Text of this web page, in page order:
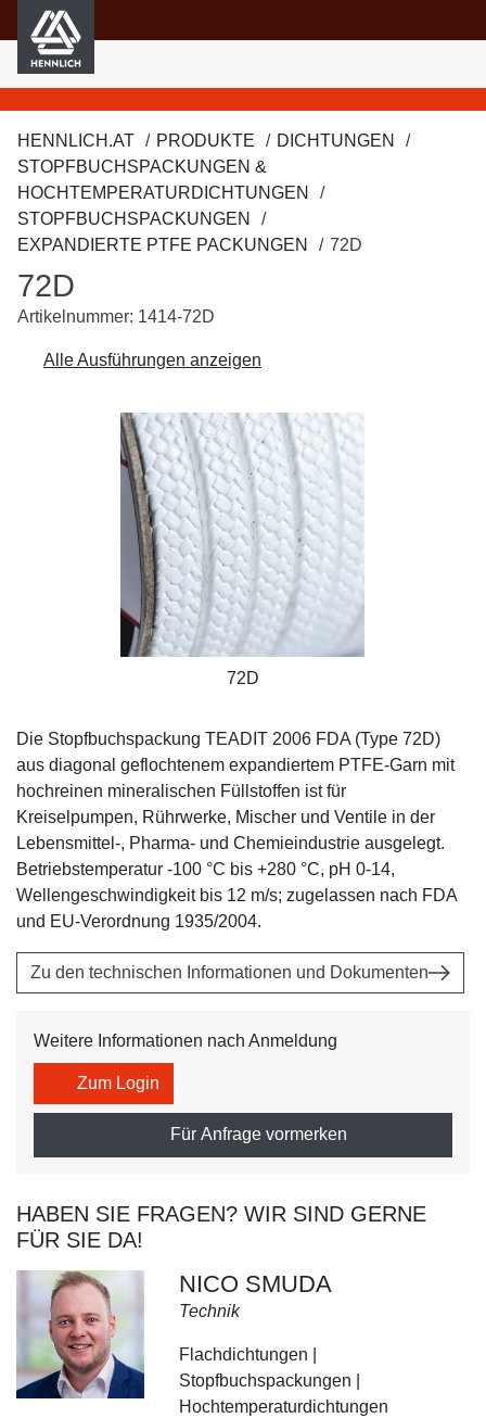
springen
HENNLICH.AT PRODUKTE
DICHTUNGEN
STOPFBUCHSPACKUNGEN &
HOCHTEMPERATURDICHTUNGEN
STOPFBUCHSPACKUNGEN
EXPANDIERTE PTFE PACKUNGEN
72D
72D
Artikelnummer: 1414-72D
Alle Ausführungen anzeigen
72D
Die Stopfbuchspackung TEADIT 2006 FDA (Type 72D)
aus diagonal geflochtenem expandiertem PTFE-Garn mit
hochreinen mineralischen Füllstoffen ist für
Kreiselpumpen, Rührwerke, Mischer und Ventile in der
Lebensmittel-, Pharma- und Chemieindustrie ausgelegt.
Betriebstemperatur -100 °C bis +280 °C, pH 0-14,
Wellengeschwindigkeit bis 12 m/s; zugelassen nach FDA
und EU-Verordnung 1935/2004.
Zu den technischen Informationen und Dokumenten
Weitere Informationen nach Anmeldung
Zum Login
Für Anfrage vormerken
HABEN SIE FRAGEN? WIR SIND GERNE
FÜR SIE DA!
NICO SMUDA
Technik
Flachdichtungen |
Stopfbuchspackungen |
Hochtemperaturdichtungen